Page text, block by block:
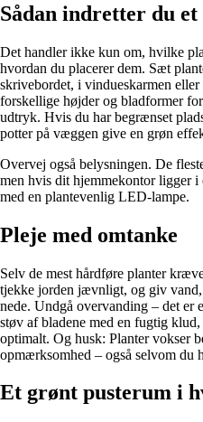
Sådan indretter du
Det handler ikke kun om, hvilke
hvordan du placerer dem. Sæt
skrivebordet, i vindueskarmen
forskellige højder og bladformer
udtryk. Hvis du har begrænset
potter på væggen give en grøn
Overvej også belysningen. De
men hvis dit hjemmekontor ligger
med en plantevenlig LED-lampe.
Pleje med omtanke
Selv de mest hårdføre planter
tjekke jorden jævnligt, og giv vand,
nede. Undgå overvanding – det er
støv af bladene med en fugtig
optimalt. Og husk: Planter vokser
opmærksomhed – også selvom du
Et grønt pusterum i